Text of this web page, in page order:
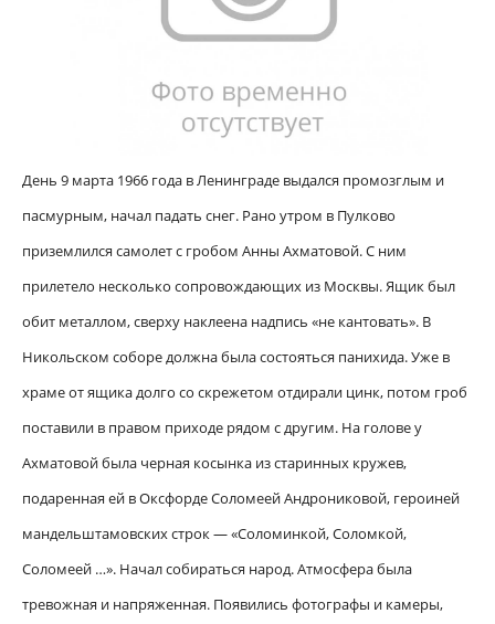
День 9 марта 1966 года в Ленинграде выдался промозглым и
пасмурным, начал падать снег. Рано утром в Пулково
приземлился самолет с гробом Анны Ахматовой. С ним
прилетело несколько сопровождающих из Москвы. Ящик был
обит металлом, сверху наклеена надпись «не кантовать». В
Никольском соборе должна была состояться панихида. Уже в
храме от ящика долго со скрежетом отдирали цинк, потом гроб
поставили в правом приходе рядом с другим. На голове у
Ахматовой была черная косынка из старинных кружев,
подаренная ей в Оксфорде Соломеей Андрониковой, героиней
мандельштамовских строк — «Соломинкой, Соломкой,
Соломеей …». Начал собираться народ. Атмосфера была
тревожная и напряженная. Появились фотографы и камеры,